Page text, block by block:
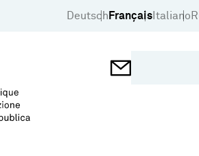
Deutsch Français Italiano